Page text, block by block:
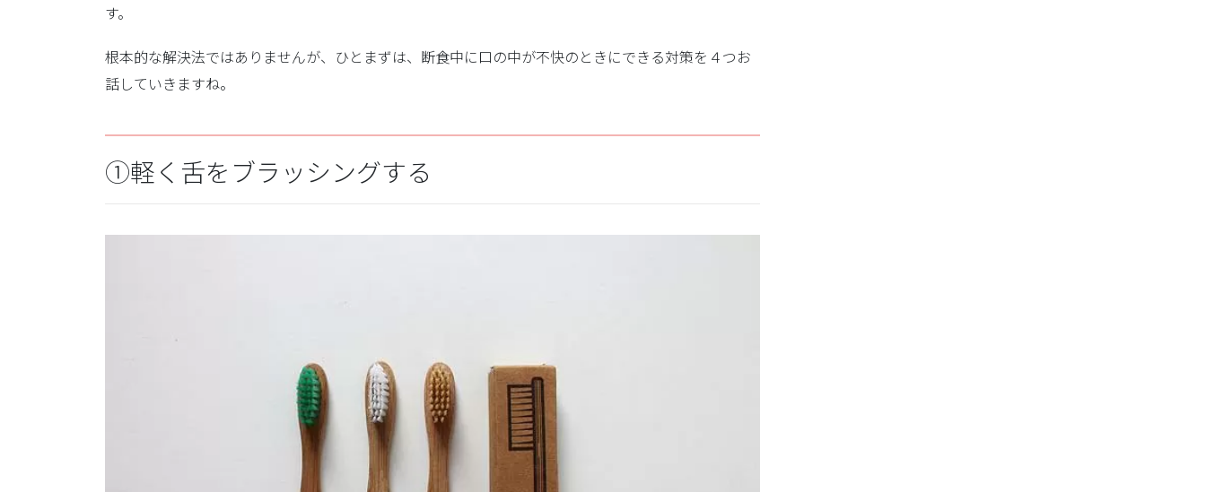
す。
根本的な解決法ではありませんが、ひとまずは、断食中に口の中が不快のときにできる対策を４つお
話していきますね。
①軽く舌をブラッシングする